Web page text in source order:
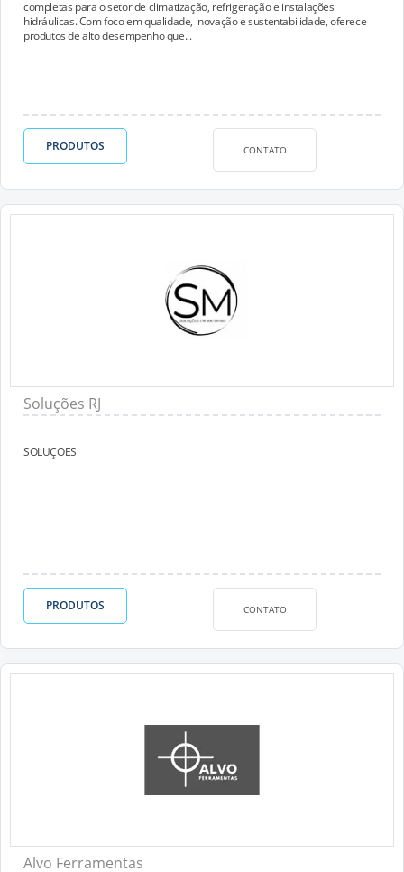
completas para o setor de climatização, refrigeração e instalações
hidráulicas. Com foco em qualidade, inovação e sustentabilidade, oferece
produtos de alto desempenho que...
PRODUTOS CONTATO
Soluções RJ
SOLUÇOES
PRODUTOS CONTATO
Alvo Ferramentas